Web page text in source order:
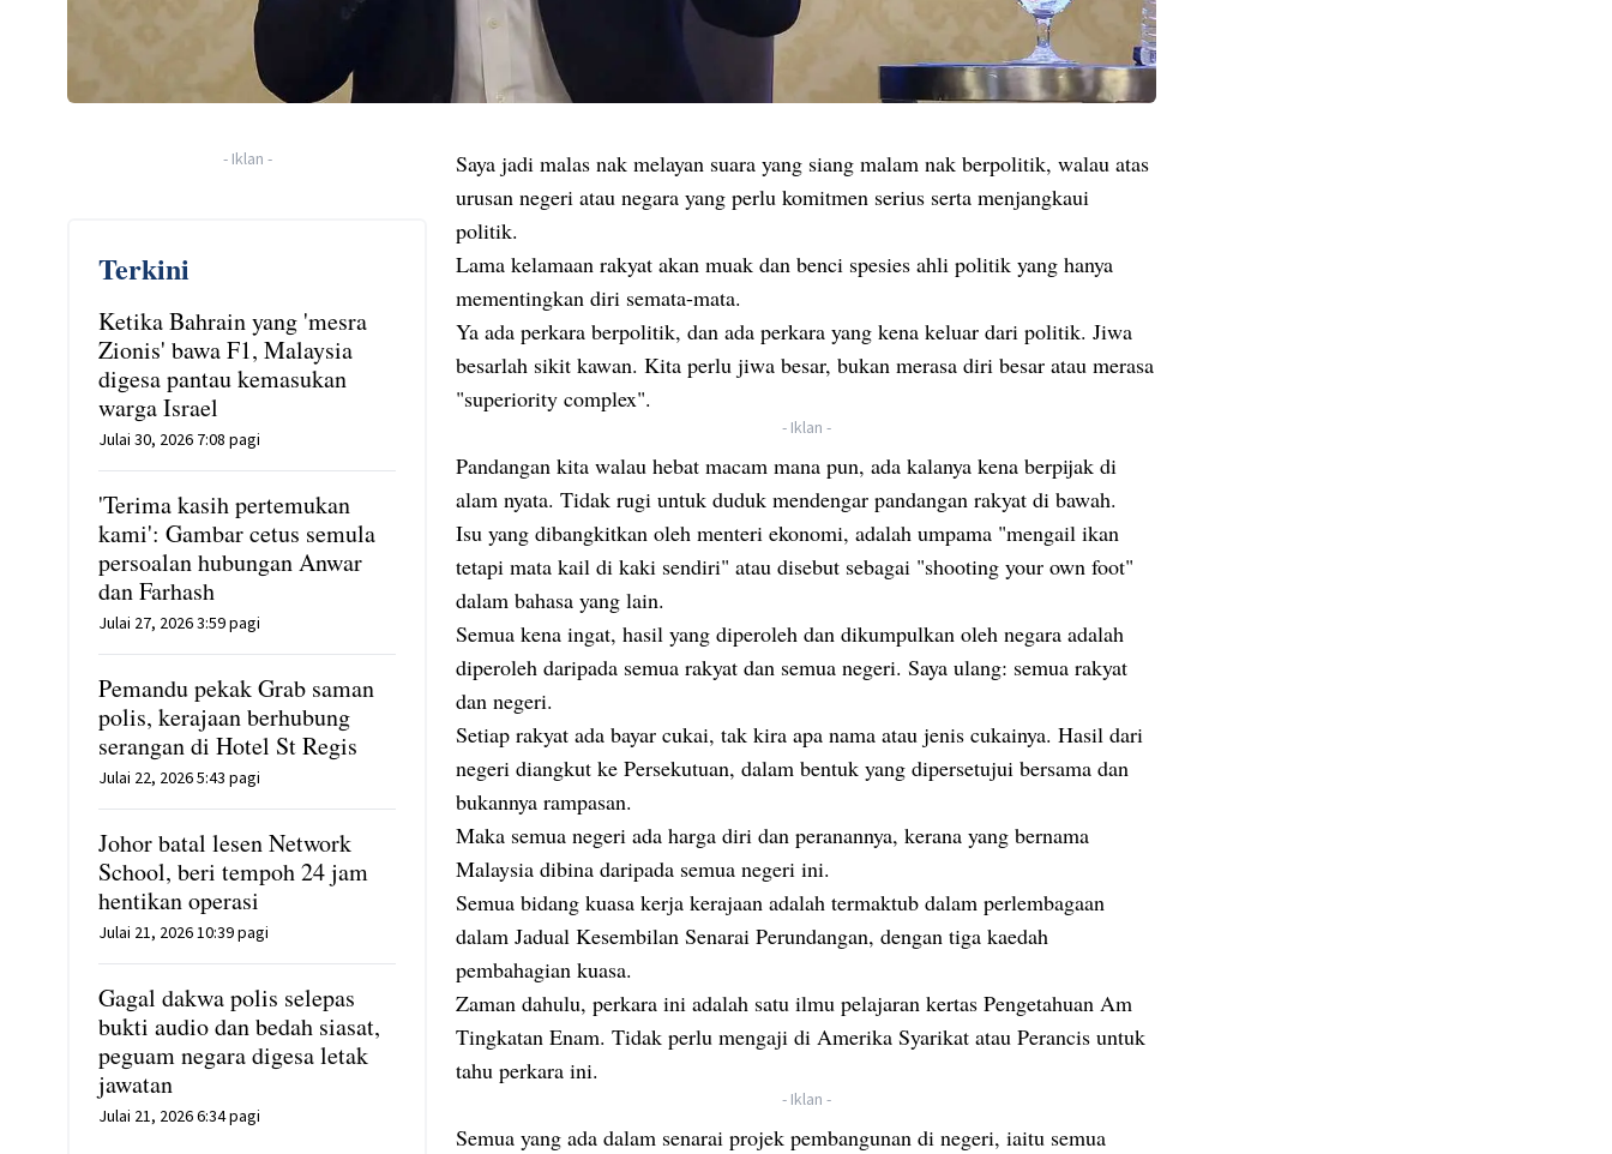
- Iklan -
Terkini
Ketika Bahrain yang 'mesra
Zionis' bawa F1, Malaysia
digesa pantau kemasukan
warga Israel
Julai 30, 2026 7:08 pagi
'Terima kasih pertemukan
kami': Gambar cetus semula
persoalan hubungan Anwar
dan Farhash
Julai 27, 2026 3:59 pagi
Pemandu pekak Grab saman
polis, kerajaan berhubung
serangan di Hotel St Regis
Julai 22, 2026 5:43 pagi
Johor batal lesen Network
School, beri tempoh 24 jam
hentikan operasi
Julai 21, 2026 10:39 pagi
Gagal dakwa polis selepas
bukti audio dan bedah siasat,
peguam negara digesa letak
jawatan
Julai 21, 2026 6:34 pagi
Saya jadi malas nak melayan suara yang siang malam nak berpolitik, walau atas
urusan negeri atau negara yang perlu komitmen serius serta menjangkaui
politik.
Lama kelamaan rakyat akan muak dan benci spesies ahli politik yang hanya
mementingkan diri semata-mata.
Ya ada perkara berpolitik, dan ada perkara yang kena keluar dari politik. Jiwa
besarlah sikit kawan. Kita perlu jiwa besar, bukan merasa diri besar atau merasa
"superiority complex".
- Iklan -
Pandangan kita walau hebat macam mana pun, ada kalanya kena berpijak di
alam nyata. Tidak rugi untuk duduk mendengar pandangan rakyat di bawah.
Isu yang dibangkitkan oleh menteri ekonomi, adalah umpama "mengail ikan
tetapi mata kail di kaki sendiri" atau disebut sebagai "shooting your own foot"
dalam bahasa yang lain.
Semua kena ingat, hasil yang diperoleh dan dikumpulkan oleh negara adalah
diperoleh daripada semua rakyat dan semua negeri. Saya ulang: semua rakyat
dan negeri.
Setiap rakyat ada bayar cukai, tak kira apa nama atau jenis cukainya. Hasil dari
negeri diangkut ke Persekutuan, dalam bentuk yang dipersetujui bersama dan
bukannya rampasan.
Maka semua negeri ada harga diri dan peranannya, kerana yang bernama
Malaysia dibina daripada semua negeri ini.
Semua bidang kuasa kerja kerajaan adalah termaktub dalam perlembagaan
dalam Jadual Kesembilan Senarai Perundangan, dengan tiga kaedah
pembahagian kuasa.
Zaman dahulu, perkara ini adalah satu ilmu pelajaran kertas Pengetahuan Am
Tingkatan Enam. Tidak perlu mengaji di Amerika Syarikat atau Perancis untuk
tahu perkara ini.
- Iklan -
Semua yang ada dalam senarai projek pembangunan di negeri, iaitu semua